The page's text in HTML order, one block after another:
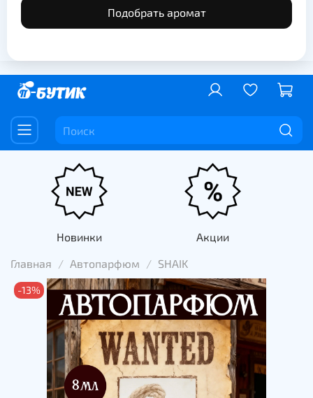
Подобрать аромат
Новинки Акции
Главная
Автопарфюм SHAIK
-13%